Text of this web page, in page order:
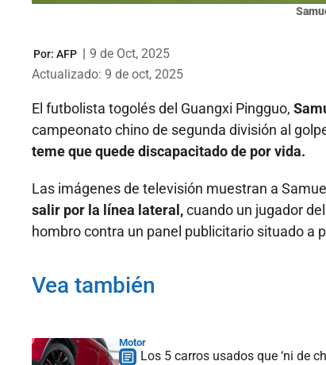
Por: AFP | 9 de Oct, 2025
Actualizado: 9 de oct, 2025
El futbolista togolés del Guangxi Pingguo,
campeonato chino de segunda división al
teme que quede discapacitado de por vida.
Las imágenes de televisión muestran a
salir por la línea lateral,cuando un jugador
hombro contra un panel publicitario situado a
Vea también
Motor
Los 5 carros usados que ‘ni de